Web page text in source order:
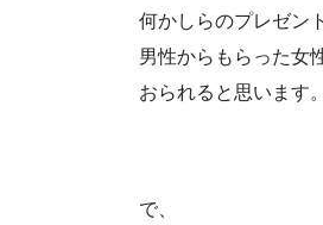
何かしらのプレゼン
男性からもらった女
おられると思います。
で、